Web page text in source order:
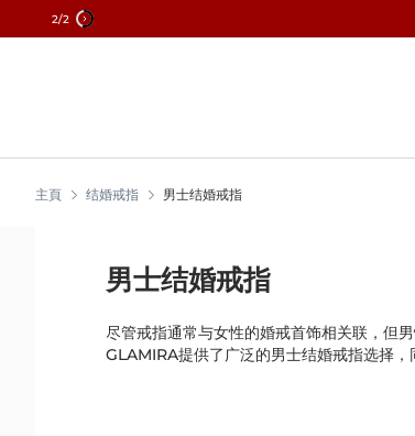
2/2
主頁 结婚戒指 男士结婚戒指
男士结婚戒指
尽管戒指通常与女性的婚戒首饰相关联，但
GLAMIRA提供了广泛的男士结婚戒指选择，